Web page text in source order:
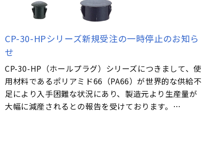
電気錠・インターロック
S
キャスター・アジャスター・スライドレール・モ
ニターアーム
K・KC
CP-30-HPシリーズ新規受注の一時停止のお知ら
せ
CP-30-HP（ホールプラグ）シリーズにつきまして、使
用材料であるポリアミド66（PA66）が世界的な供給不
足により入手困難な状況にあり、製造元より生産量が
大幅に減産されるとの報告を受けております。…